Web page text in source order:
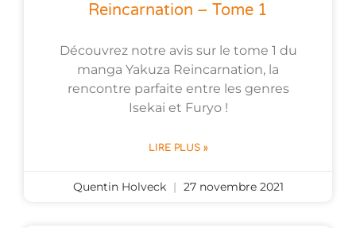
Reincarnation – Tome 1
Découvrez notre avis sur le tome 1 du
manga Yakuza Reincarnation, la
rencontre parfaite entre les genres
Isekai et Furyo !
LIRE PLUS »
Quentin Holveck 27 novembre 2021